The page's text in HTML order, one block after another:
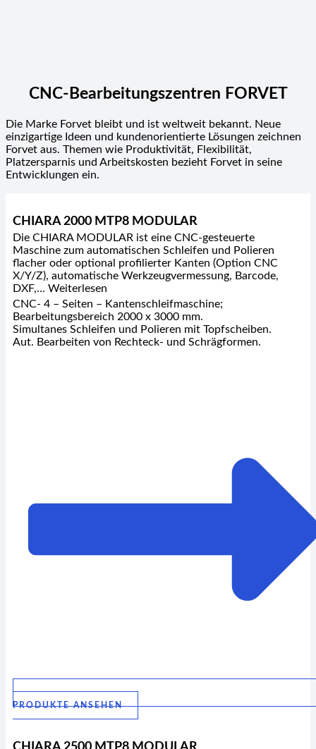
CNC-Bearbeitungszentren FORVET
Die Marke Forvet bleibt und ist weltweit bekannt. Neue
einzigartige Ideen und kundenorientierte Lösungen zeichnen
Forvet aus. Themen wie Produktivität, Flexibilität,
Platzersparnis und Arbeitskosten bezieht Forvet in seine
Entwicklungen ein.
CHIARA 2000 MTP8 MODULAR
Die CHIARA MODULAR ist eine CNC-gesteuerte
Maschine zum automatischen Schleifen und Polieren
flacher oder optional profilierter Kanten (Option CNC
X/Y/Z), automatische Werkzeugvermessung, Barcode,
DXF,… Weiterlesen
CNC- 4 – Seiten – Kantenschleifmaschine;
Bearbeitungsbereich 2000 x 3000 mm.
Simultanes Schleifen und Polieren mit Topfscheiben.
Aut. Bearbeiten von Rechteck- und Schrägformen.
PRODUKTE ANSEHEN